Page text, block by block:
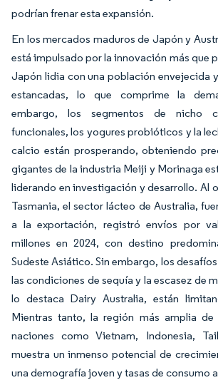
podrían frenar esta expansión.
En los mercados maduros de Japón y
está impulsado por la innovación más que
Japón lidia con una población envejecida
estancadas, lo que comprime la
embargo, los segmentos de nicho
funcionales, los yogures probióticos y la
calcio están prosperando, obteniendo
gigantes de la industria Meiji y Morinaga
liderando en investigación y desarrollo. Al
Tasmania, el sector lácteo de Australia,
a la exportación, registró envíos por
millones en 2024, con destino
Sudeste Asiático. Sin embargo, los
las condiciones de sequía y la escasez de
lo destaca Dairy Australia, están
Mientras tanto, la región más amplia de
naciones como Vietnam, Indonesia,
muestra un inmenso potencial de
una demografía joven y tasas de consumo